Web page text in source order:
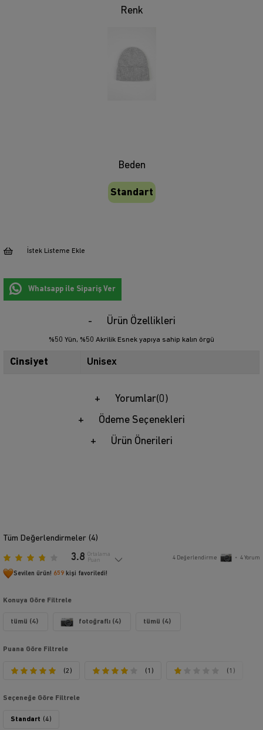
Beden
Standart
İstek Listeme Ekle
Whatsapp ile Sipariş Ver
Ürün Özellikleri
%50 Yün, %50 Akrilik Esnek yapıya sahip kalın örgü
Cinsiyet Unisex
Yorumlar(0)
Ödeme Seçenekleri
Ürün Önerileri
Tüm Değerlendirmeler (4)
3.8 Ortalama
Puan
4 Değerlendirme • 4Yorum
Sevilen ürün! 659 kişi favoriledi!
Konuya Göre Filtrele
tümü (4) fotoğraflı (4) tümü (4)
Puana Göre Filtrele
(2) (1) (1)
Seçeneğe Göre Filtrele
Standart (4)